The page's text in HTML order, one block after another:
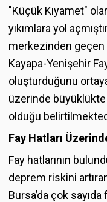
"Küçük Kıyamet"
yıkımlara yol
merkezinden geçen
Kayapa-Yenişehir
oluşturduğunu
üzerinde
olduğu
Fay Hatları
Fay hatlarının
deprem riskini
Bursa’da çok